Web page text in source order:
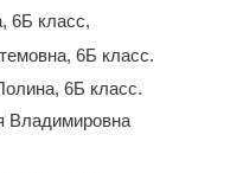
6Б класс,
6Б класс.
6Б класс.
Владимировна